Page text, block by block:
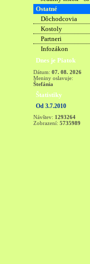
Ostatné
Dôchodcovia
Kostoly
Partneri
Infozákon
Dnes je Piatok
Dátum: 07. 08. 2026
Meniny oslavuje:
Štefánia
Štatistiky
Od 3.7.2010
Návštev: 1293264
Zobrazení: 5735989